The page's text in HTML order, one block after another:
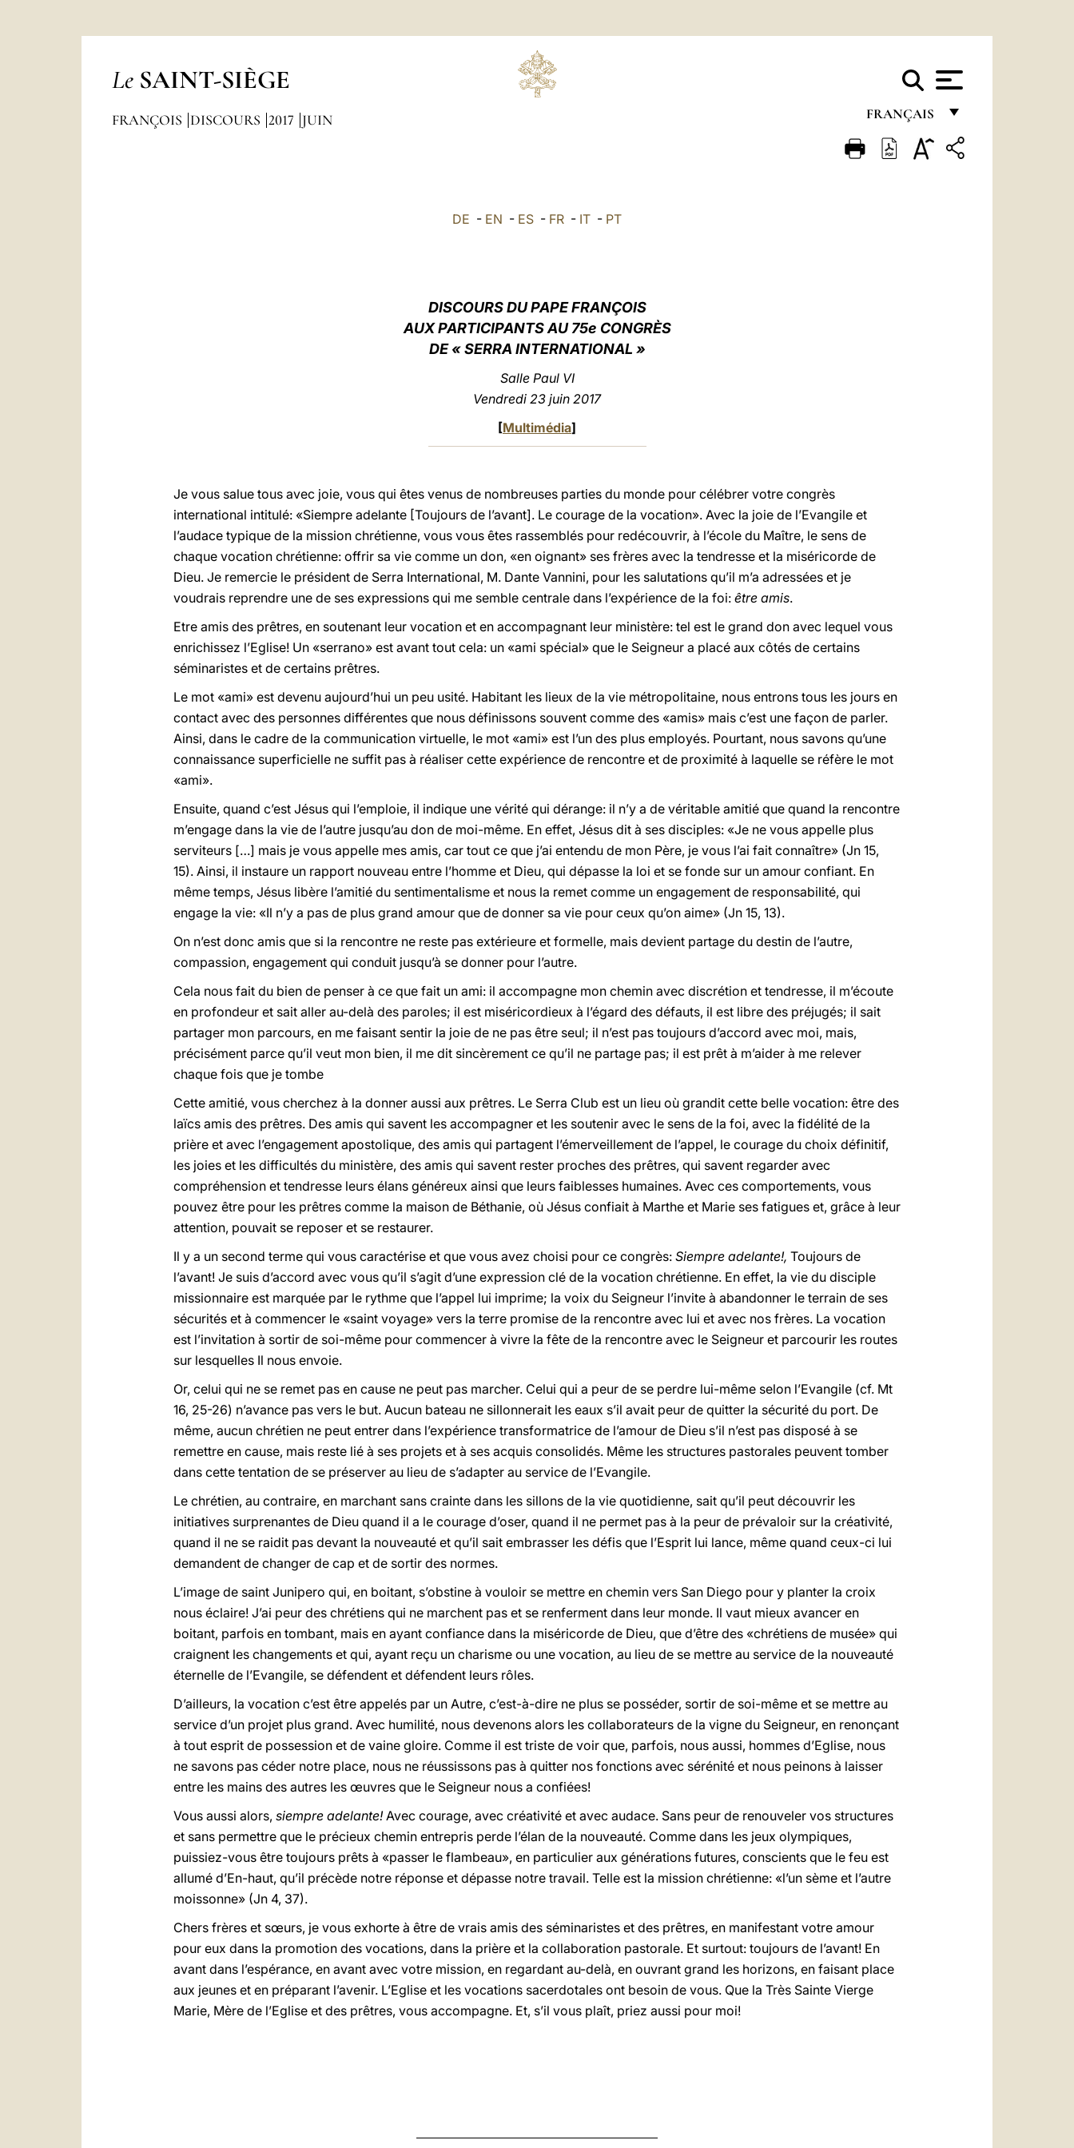
Le SAINT-SIÈGE
FRANÇAIS
FRANÇAIS
FRANÇOIS DISCOURS 2017 JUIN
DE - EN - ES - FR - IT - PT
DISCOURS DU PAPE FRANÇOIS
AUX PARTICIPANTS AU 75e CONGRÈS
DE « SERRA INTERNATIONAL »
Salle Paul VI
Vendredi 23 juin 2017
[Multimédia]
Je vous salue tous avec joie, vous qui êtes venus de nombreuses parties du monde pour célébrer votre congrès
international intitulé: «Siempre adelante [Toujours de l’avant]. Le courage de la vocation». Avec la joie de l’Evangile et
l’audace typique de la mission chrétienne, vous vous êtes rassemblés pour redécouvrir, à l’école du Maître, le sens de
chaque vocation chrétienne: offrir sa vie comme un don, «en oignant» ses frères avec la tendresse et la miséricorde de
Dieu. Je remercie le président de Serra International, M. Dante Vannini, pour les salutations qu’il m’a adressées et je
voudrais reprendre une de ses expressions qui me semble centrale dans l’expérience de la foi: être amis.
Etre amis des prêtres, en soutenant leur vocation et en accompagnant leur ministère: tel est le grand don avec lequel vous
enrichissez l’Eglise! Un «serrano» est avant tout cela: un «ami spécial» que le Seigneur a placé aux côtés de certains
séminaristes et de certains prêtres.
Le mot «ami» est devenu aujourd’hui un peu usité. Habitant les lieux de la vie métropolitaine, nous entrons tous les jours en
contact avec des personnes différentes que nous définissons souvent comme des «amis» mais c’est une façon de parler.
Ainsi, dans le cadre de la communication virtuelle, le mot «ami» est l’un des plus employés. Pourtant, nous savons qu’une
connaissance superficielle ne suffit pas à réaliser cette expérience de rencontre et de proximité à laquelle se réfère le mot
«ami».
Ensuite, quand c’est Jésus qui l’emploie, il indique une vérité qui dérange: il n’y a de véritable amitié que quand la rencontre
m’engage dans la vie de l’autre jusqu’au don de moi-même. En effet, Jésus dit à ses disciples: «Je ne vous appelle plus
serviteurs […] mais je vous appelle mes amis, car tout ce que j’ai entendu de mon Père, je vous l’ai fait connaître» (Jn 15,
15). Ainsi, il instaure un rapport nouveau entre l’homme et Dieu, qui dépasse la loi et se fonde sur un amour confiant. En
même temps, Jésus libère l’amitié du sentimentalisme et nous la remet comme un engagement de responsabilité, qui
engage la vie: «Il n’y a pas de plus grand amour que de donner sa vie pour ceux qu’on aime» (Jn 15, 13).
On n’est donc amis que si la rencontre ne reste pas extérieure et formelle, mais devient partage du destin de l’autre,
compassion, engagement qui conduit jusqu’à se donner pour l’autre.
Cela nous fait du bien de penser à ce que fait un ami: il accompagne mon chemin avec discrétion et tendresse, il m’écoute
en profondeur et sait aller au-delà des paroles; il est miséricordieux à l’égard des défauts, il est libre des préjugés; il sait
partager mon parcours, en me faisant sentir la joie de ne pas être seul; il n’est pas toujours d’accord avec moi, mais,
précisément parce qu’il veut mon bien, il me dit sincèrement ce qu’il ne partage pas; il est prêt à m’aider à me relever
chaque fois que je tombe
Cette amitié, vous cherchez à la donner aussi aux prêtres. Le Serra Club est un lieu où grandit cette belle vocation: être des
laïcs amis des prêtres. Des amis qui savent les accompagner et les soutenir avec le sens de la foi, avec la fidélité de la
prière et avec l’engagement apostolique, des amis qui partagent l’émerveillement de l’appel, le courage du choix définitif,
les joies et les difficultés du ministère, des amis qui savent rester proches des prêtres, qui savent regarder avec
compréhension et tendresse leurs élans généreux ainsi que leurs faiblesses humaines. Avec ces comportements, vous
pouvez être pour les prêtres comme la maison de Béthanie, où Jésus confiait à Marthe et Marie ses fatigues et, grâce à leur
attention, pouvait se reposer et se restaurer.
Il y a un second terme qui vous caractérise et que vous avez choisi pour ce congrès: Siempre adelante!, Toujours de
l’avant! Je suis d’accord avec vous qu’il s’agit d’une expression clé de la vocation chrétienne. En effet, la vie du disciple
missionnaire est marquée par le rythme que l’appel lui imprime; la voix du Seigneur l’invite à abandonner le terrain de ses
sécurités et à commencer le «saint voyage» vers la terre promise de la rencontre avec lui et avec nos frères. La vocation
est l’invitation à sortir de soi-même pour commencer à vivre la fête de la rencontre avec le Seigneur et parcourir les routes
sur lesquelles Il nous envoie.
Or, celui qui ne se remet pas en cause ne peut pas marcher. Celui qui a peur de se perdre lui-même selon l’Evangile (cf. Mt
16, 25-26) n’avance pas vers le but. Aucun bateau ne sillonnerait les eaux s’il avait peur de quitter la sécurité du port. De
même, aucun chrétien ne peut entrer dans l’expérience transformatrice de l’amour de Dieu s’il n’est pas disposé à se
remettre en cause, mais reste lié à ses projets et à ses acquis consolidés. Même les structures pastorales peuvent tomber
dans cette tentation de se préserver au lieu de s’adapter au service de l’Evangile.
Le chrétien, au contraire, en marchant sans crainte dans les sillons de la vie quotidienne, sait qu’il peut découvrir les
initiatives surprenantes de Dieu quand il a le courage d’oser, quand il ne permet pas à la peur de prévaloir sur la créativité,
quand il ne se raidit pas devant la nouveauté et qu’il sait embrasser les défis que l’Esprit lui lance, même quand ceux-ci lui
demandent de changer de cap et de sortir des normes.
L’image de saint Junipero qui, en boitant, s’obstine à vouloir se mettre en chemin vers San Diego pour y planter la croix
nous éclaire! J’ai peur des chrétiens qui ne marchent pas et se renferment dans leur monde. Il vaut mieux avancer en
boitant, parfois en tombant, mais en ayant confiance dans la miséricorde de Dieu, que d’être des «chrétiens de musée» qui
craignent les changements et qui, ayant reçu un charisme ou une vocation, au lieu de se mettre au service de la nouveauté
éternelle de l’Evangile, se défendent et défendent leurs rôles.
D’ailleurs, la vocation c’est être appelés par un Autre, c’est-à-dire ne plus se posséder, sortir de soi-même et se mettre au
service d’un projet plus grand. Avec humilité, nous devenons alors les collaborateurs de la vigne du Seigneur, en renonçant
à tout esprit de possession et de vaine gloire. Comme il est triste de voir que, parfois, nous aussi, hommes d’Eglise, nous
ne savons pas céder notre place, nous ne réussissons pas à quitter nos fonctions avec sérénité et nous peinons à laisser
entre les mains des autres les œuvres que le Seigneur nous a confiées!
Vous aussi alors, siempre adelante!Avec courage, avec créativité et avec audace. Sans peur de renouveler vos structures
et sans permettre que le précieux chemin entrepris perde l’élan de la nouveauté. Comme dans les jeux olympiques,
puissiez-vous être toujours prêts à «passer le flambeau», en particulier aux générations futures, conscients que le feu est
allumé d’En-haut, qu’il précède notre réponse et dépasse notre travail. Telle est la mission chrétienne: «l’un sème et l’autre
moissonne» (Jn 4, 37).
Chers frères et sœurs, je vous exhorte à être de vrais amis des séminaristes et des prêtres, en manifestant votre amour
pour eux dans la promotion des vocations, dans la prière et la collaboration pastorale. Et surtout: toujours de l’avant! En
avant dans l’espérance, en avant avec votre mission, en regardant au-delà, en ouvrant grand les horizons, en faisant place
aux jeunes et en préparant l’avenir. L’Eglise et les vocations sacerdotales ont besoin de vous. Que la Très Sainte Vierge
Marie, Mère de l’Eglise et des prêtres, vous accompagne. Et, s’il vous plaît, priez aussi pour moi!